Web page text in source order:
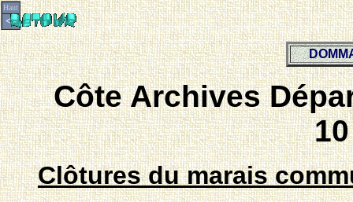
Côte Archives
Clôtures du marais
Haut
<=